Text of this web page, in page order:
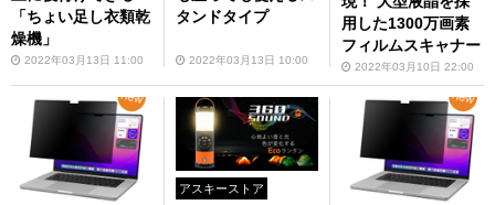
「ちょい足し衣類乾
燥機」
2022年03月13日 11:00
タンドタイプ
2022年03月13日 10:00
用した1300万画素
フィルムスキャナー
2022年03月10日 22:00
アスキーストア